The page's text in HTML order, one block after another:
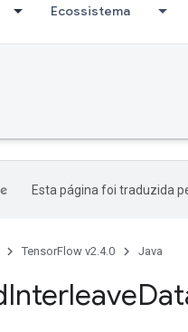
Ecossistema
Esta página foi traduzida
TensorFlow v2.4.0 Java
Interleave